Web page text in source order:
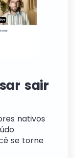
sair
nativos
se torne